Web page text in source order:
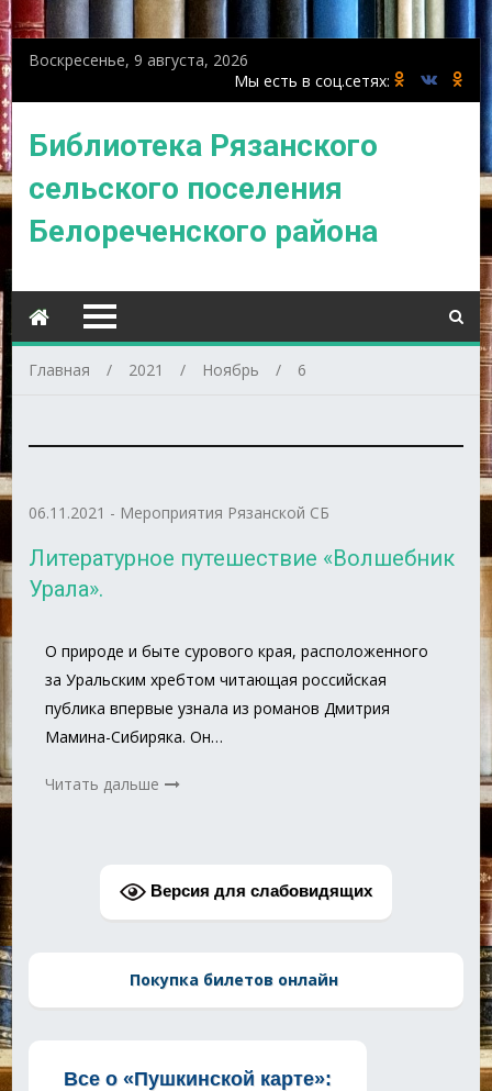
Воскресенье, 9 августа, 2026
Библиотека Рязанского
сельского поселения
Белореченского района
Главная 2021 Ноябрь 6
06.11.2021 - Мероприятия Рязанской СБ
Литературное путешествие «Волшебник
Урала».
О природе и быте сурового края, расположенного
за Уральским хребтом читающая российская
публика впервые узнала из романов Дмитрия
Мамина-Сибиряка. Он…
Читать дальше
Версия для слабовидящих
Покупка билетов онлайн
Все о «Пушкинской карте»: